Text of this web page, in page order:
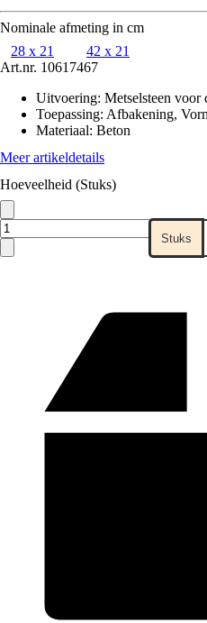
Nominale afmeting in cm
28 x 21
42 x 21
Art.nr. 10617467
Uitvoering: Metselsteen voor
Toepassing: Afbakening,
Materiaal: Beton
Meer artikeldetails
Hoeveelheid (Stuks)
Stuks